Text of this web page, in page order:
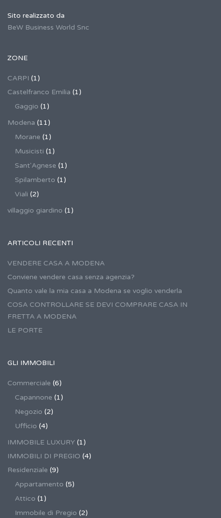
Sito realizzato da
BeW Business World Snc
ZONE
CARPI (1)
Castelfranco Emilia (1)
Gaggio (1)
Modena (11)
Morane (1)
Musicisti (1)
Sant'Agnese (1)
Spilamberto (1)
Viali (2)
villaggio giardino (1)
ARTICOLI RECENTI
VENDERE CASA A MODENA
Conviene vendere casa senza agenzia?
Quanto vale la mia casa a Modena se voglio venderla
COSA CONTROLLARE SE DEVI COMPRARE CASA IN
FRETTA A MODENA
LE PORTE
GLI IMMOBILI
Commerciale (6)
Capannone (1)
Negozio (2)
Ufficio (4)
IMMOBILE LUXURY (1)
IMMOBILI DI PREGIO (4)
Residenziale (9)
Appartamento (5)
Attico (1)
Immobile di Pregio (2)